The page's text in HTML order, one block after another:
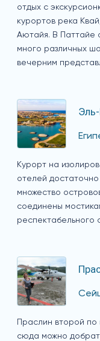
отдых с
курортов река
Аютайя. В Паттайе
много различных
вечерним
Курорт на
отелей
множество
соединены
респектабельного
Праслин второй
сюда можно